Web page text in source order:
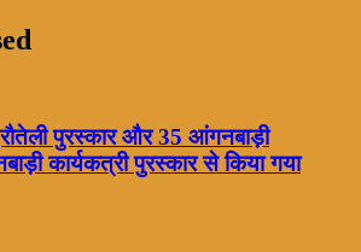
पुरस्कार और 35 आंगनबाड़ी
कार्यकत्री पुरस्कार से किया गया